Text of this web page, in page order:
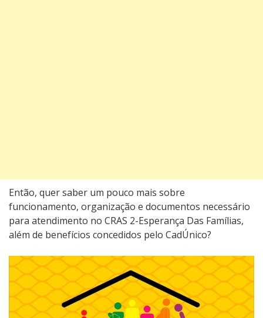
Então, quer saber um pouco mais sobre
funcionamento, organização e documentos necessário
para atendimento no CRAS 2-Esperança Das Famílias,
além de benefícios concedidos pelo CadÚnico?